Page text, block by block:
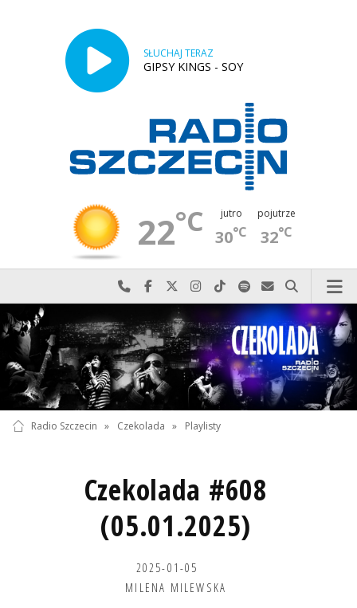
SŁUCHAJ TERAZ
GIPSY KINGS - SOY
22°C jutro
30°C
pojutrze
32°C
Najlepiej po prostu do nas zadzwoń
Odwiedź nas na Facebook-u
Odwiedź nas na X
Odwiedź nas na Instagram-ie
Odwiedź nas na TikTok-u
Szukaj nas na Spotify
Wyślij do nas
Szukaj
Radio Szczecin » Czekolada » Playlisty
Czekolada #608
(05.01.2025)
2025-01-05
MILENA MILEWSKA